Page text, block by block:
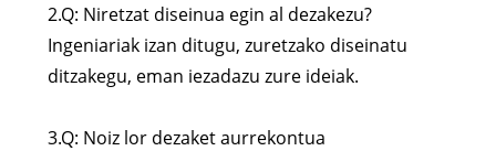
2.Q: Niretzat diseinua egin al dezakezu?
Ingeniariak izan ditugu, zuretzako diseinatu
ditzakegu, eman iezadazu zure ideiak.
3.Q: Noiz lor dezaket aurrekontua